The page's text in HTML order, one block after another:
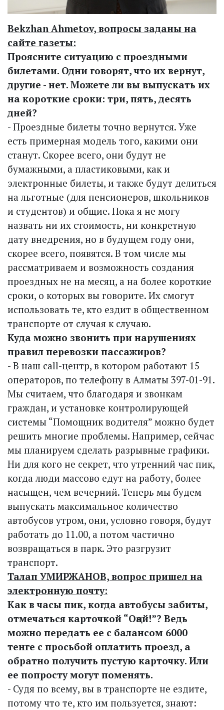
Bekzhan Ahmetov, вопросы заданы на
сайте газеты:
Проясните ситуацию с проездными
билетами. Одни говорят, что их вернут,
другие - нет. Можете ли вы выпускать их
на короткие сроки: три, пять, десять
дней?
- Проездные билеты точно вернутся. Уже
есть примерная модель того, какими они
станут. Скорее всего, они будут не
бумажными, а пластиковыми, как и
электронные билеты, и также будут делиться
на льготные (для пенсионеров, школьников
и студентов) и общие. Пока я не могу
назвать ни их стоимость, ни конкретную
дату внедрения, но в будущем году они,
скорее всего, появятся. В том числе мы
рассматриваем и возможность создания
проездных не на месяц, а на более короткие
сроки, о которых вы говорите. Их смогут
использовать те, кто ездит в общественном
транспорте от случая к случаю.
Куда можно звонить при нарушениях
правил перевозки пассажиров?
- В наш call-центр, в котором работают 15
операторов, по телефону в Алматы 397-01-91.
Мы считаем, что благодаря и звонкам
граждан, и установке контролирующей
системы “Помощник водителя” можно будет
решить многие проблемы. Например, сейчас
мы планируем сделать разрывные графики.
Ни для кого не секрет, что утренний час пик,
когда люди массово едут на работу, более
насыщен, чем вечерний. Теперь мы будем
выпускать максимальное количество
автобусов утром, они, условно говоря, будут
работать до 11.00, а потом частично
возвращаться в парк. Это разгрузит
транспорт.
Талап УМИРЖАНОВ, вопрос пришел на
электронную почту:
Как в часы пик, когда автобусы забиты,
отмечаться карточкой “Оңай!”? Ведь
можно передать ее с балансом 6000
тенге с просьбой оплатить проезд, а
обратно получить пустую карточку. Или
ее попросту могут поменять.
- Судя по всему, вы в транспорте не ездите,
потому что те, кто им пользуется, знают: